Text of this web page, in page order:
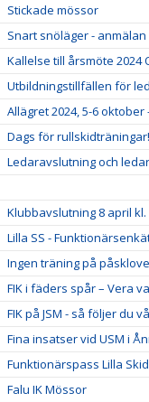
Stickade mössor
Snart snöläger -
Kallelse till årsmöte 2024
Utbildningstillfällen för
Allägret 2024, 5-6
Dags för rullskidträningar!
Ledaravslutning och
Klubbavslutning 8 april kl.
Lilla SS -
Ingen träning på
FIK i fäders spår – Vera
FIK på JSM - så följer du
Fina insatser vid USM i
Funktionärspass Lilla
Falu IK Mössor